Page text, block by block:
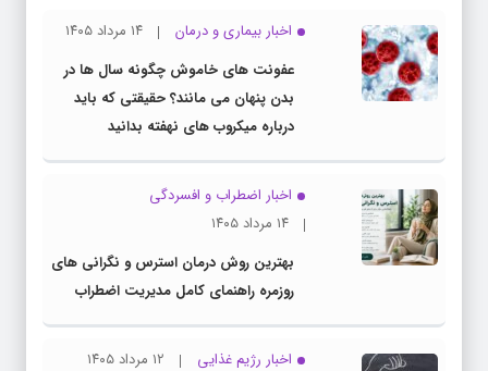
اخبار بیماری و درمان
۱۴ مرداد ۱۴۰۵
عفونت های خاموش چگونه سال ها در
بدن پنهان می مانند؟ حقیقتی که باید
درباره میکروب های نهفته بدانید
اخبار اضطراب و افسردگی
۱۴ مرداد ۱۴۰۵
بهترین روش درمان استرس و نگرانی های
روزمره راهنمای کامل مدیریت اضطراب
اخبار رژیم غذایی
۱۲ مرداد ۱۴۰۵